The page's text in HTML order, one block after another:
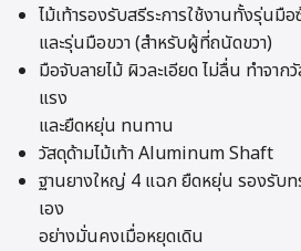
ไม้เท้ารองรับสรีระการใช้งานทั้งรุ่นมื
และรุ่นมือขวา (สำหรับผู้ที่ถนัดขวา)
มือจับลายไม้ ผิวละเอียด ไม่ลื่น ทำจา
แรง
และยืดหยุ่น ทนทาน
วัสดุด้ามไม้เท้า Aluminum Shaft
ฐานยางใหญ่ 4 แฉก ยืดหยุ่น รองรับท
เอง
อย่างมั่นคงเมื่อหยุดเดิน